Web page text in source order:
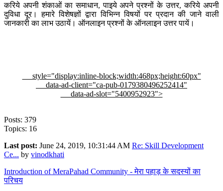
करिये अपनी शंकाओं का समाधान, पाइये अपने प्रश्नों के उत्तर, करिये अपनी
दुविधा दूर। हमारे विशेषज्ञों द्वारा विभिन्न विषयों पर प्रदान की जाने वाली
जानकारी का लाभ उठायें। ऑनलाइन प्रश्नों के ऑनलाइन उत्तर पायें।
style="display:inline-block;width:468px;height:60px"
data-ad-client="ca-pub-0179380496252414"
data-ad-slot="5400952923">
Posts: 379
Topics: 16
Last post: June 24, 2019, 10:31:44 AM Re: Skill Development
Ce... by vinodkhati
Introduction of MeraPahad Community - मेरा पहाड़ के सदस्यों का
परिचय